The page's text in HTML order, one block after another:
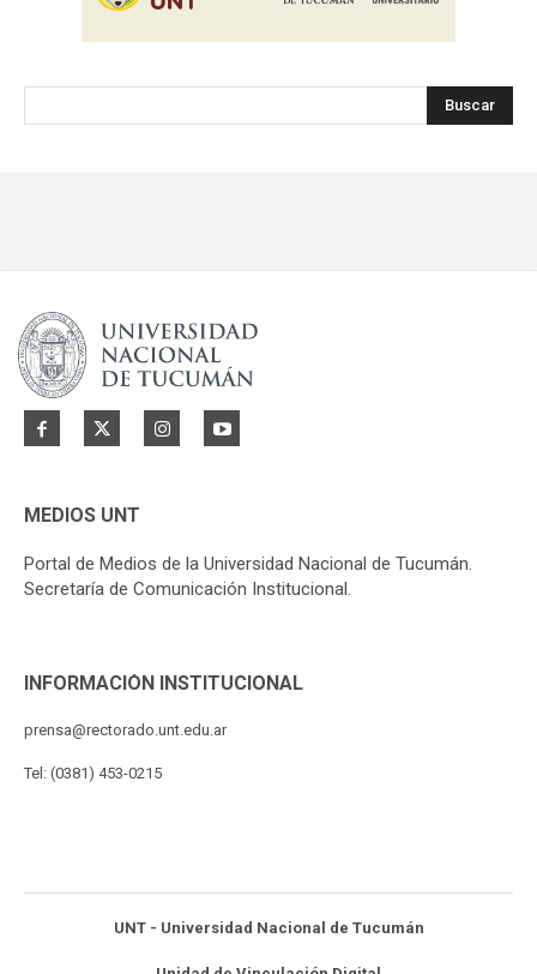
Buscar
MEDIOS UNT
Portal de Medios de la Universidad Nacional de Tucumán.
Secretaría de Comunicación Institucional.
INFORMACIÓN INSTITUCIONAL
prensa@rectorado.unt.edu.ar
Tel: (0381) 453-0215
UNT - Universidad Nacional de Tucumán